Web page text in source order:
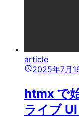
article
2025年7月
htmx で
ライブ